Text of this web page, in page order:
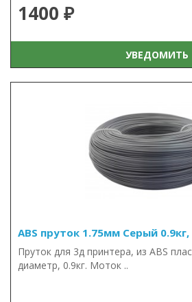
1400 ₽
УВЕДОМИТЬ
ABS пруток 1.75мм Серый
Пруток для 3д принтера, из ABS
диаметр, 0.9кг. Моток ..